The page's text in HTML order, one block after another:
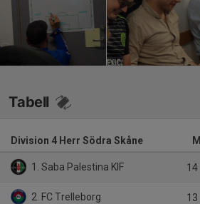
Tabell
Division 4 Herr Södra Skåne M
1. Saba Palestina KIF 14
2. FC Trelleborg 13